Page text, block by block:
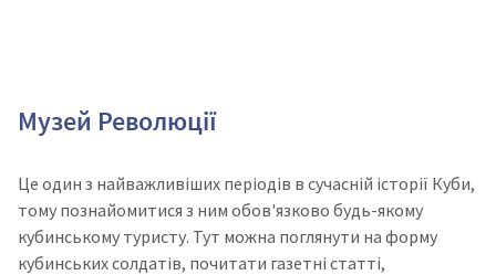
Музей Революції
Це один з найважливіших періодів в сучасній історії Куби,
тому познайомитися з ним обов'язково будь-якому
кубинському туристу. Тут можна поглянути на форму
кубинських солдатів, почитати газетні статті,